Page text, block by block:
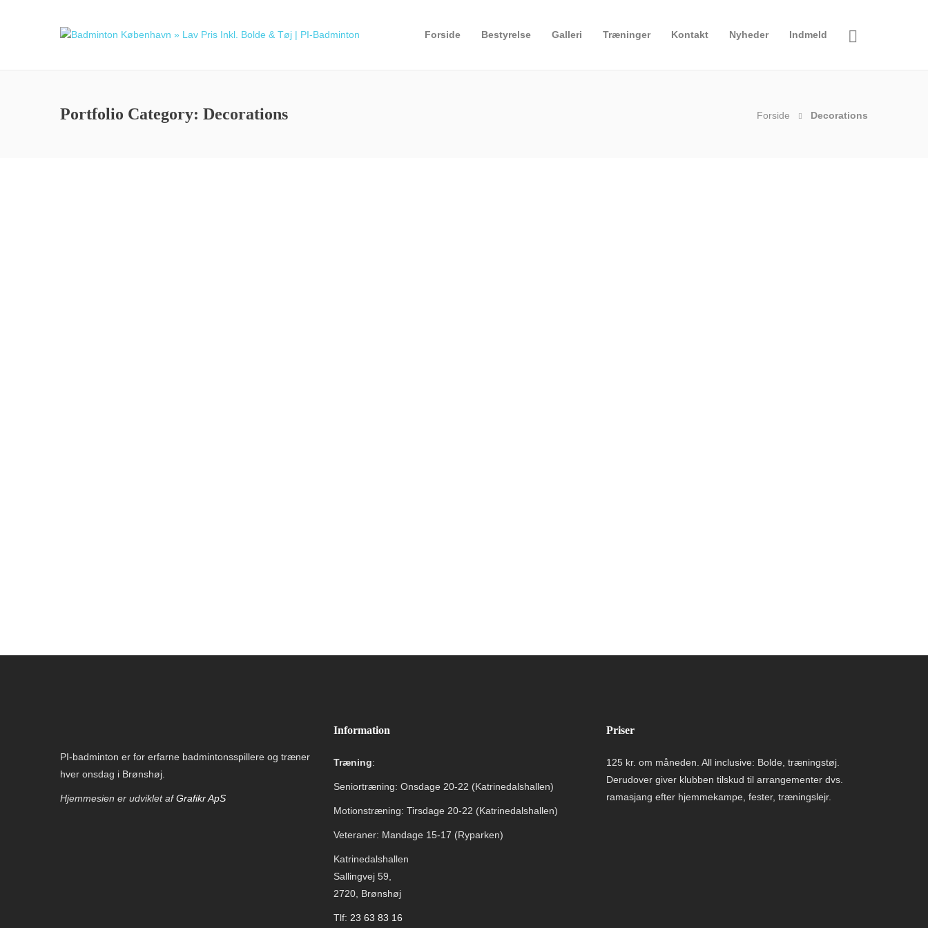
Forside Bestyrelse Galleri Træninger Kontakt Nyheder Indmeld
Portfolio Category: Decorations Forside Decorations
PI-badminton er for erfarne badmintonsspillere og træner
hver onsdag i Brønshøj.
Hjemmesien er udviklet afGrafikr ApS
Information
Træning:
Seniortræning: Onsdage 20-22 (Katrinedalshallen)
Motionstræning: Tirsdage 20-22 (Katrinedalshallen)
Veteraner: Mandage 15-17 (Ryparken)
Katrinedalshallen
Sallingvej 59,
2720, Brønshøj
Tlf: 23 63 83 16
Priser
125 kr. om måneden.All inclusive: Bolde, træningstøj.
Derudover giver klubben tilskud til arrangementer dvs.
ramasjang efter hjemmekampe, fester, træningslejr.